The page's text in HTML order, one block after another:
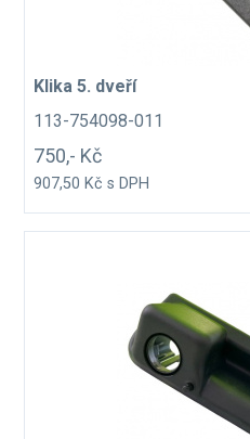
Klika 5. dveří
113-754098-011
750,- Kč
907,50 Kč s DPH